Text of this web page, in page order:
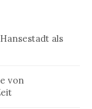
als
von